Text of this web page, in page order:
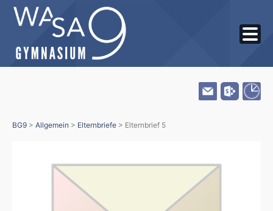
BG9 > Allgemein > Elternbriefe > Elternbrief 5